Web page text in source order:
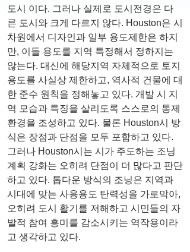
도시 이다. 그러나 실제로 도시전경은 다
른 도시와 크게 다르지 않다. Houston은 시
차원에서 디자인과 일부 용도제한은 하지
만, 이들 용도를 지역 특정해서 정하지는
않는다. 대신에 해당지역 자체적으로 토지
용도를 사실상 제한하고, 역사적 건물에 대
한 준수 원칙을 정해놓고 있다. 개발 시 지
역 모습과 특징을 살리도록 스스로의 통제
환경을 조성하고 있다. 물론 Houston시 방
식은 장점과 단점을 모두 포함하고 있다.
그러나 Houston시는 시가 주도하는 조닝
계획 강화는 오히려 단점이 더 많다고 판단
하고 있다. 톱다운 방식의 조닝은 지역과
시대에 맞는 사용용도 탄력성을 가로막아,
오히려 도시 활기를 저해하고 시민들의 자
발적 참여 흥미를 감소시키는 역작용이라
고 생각하고 있다.